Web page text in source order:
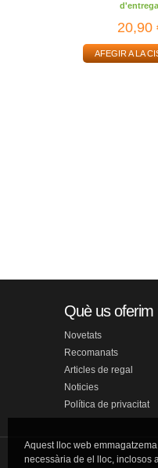
d'entrega
20,90
AFEGIR A LA
Què us oferim
Novetats
Recomanats
Articles de regal
Noticies
Política de privacitat
Aquest lloc web
necessària de el lloc, inclosos